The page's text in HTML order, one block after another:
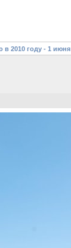
в 2010 году - 1 июня